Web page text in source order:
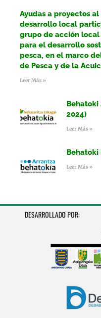
Ayudas a proyectos
desarrollo local
grupo de acción local
para el desarrollo
pesca, en el marco
de Pesca y de la
Leer Más »
Behatoki
2024)
Leer Más »
Behatoki
Leer Más »
DESARROLLADO POR: